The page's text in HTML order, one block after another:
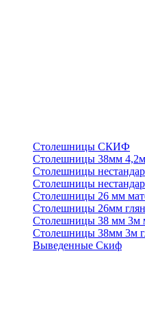
Столешницы СКИФ
Столешницы 38мм 4,2м
Столешницы
Столешницы
Столешницы 26 мм
Столешницы 26мм
Столешницы 38 мм 3м
Столешницы 38мм 3м
Выведенные Скиф